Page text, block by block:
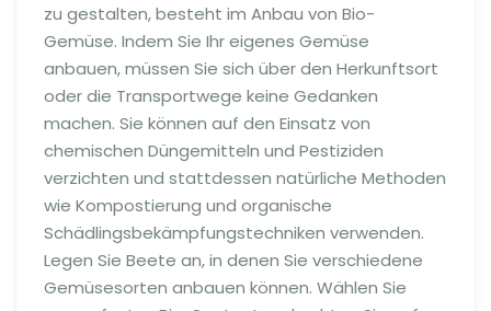
zu gestalten, besteht im Anbau von Bio-
Gemüse. Indem Sie Ihr eigenes Gemüse
anbauen, müssen Sie sich über den Herkunftsort
oder die Transportwege keine Gedanken
machen. Sie können auf den Einsatz von
chemischen Düngemitteln und Pestiziden
verzichten und stattdessen natürliche Methoden
wie Kompostierung und organische
Schädlingsbekämpfungstechniken verwenden.
Legen Sie Beete an, in denen Sie verschiedene
Gemüsesorten anbauen können. Wählen Sie